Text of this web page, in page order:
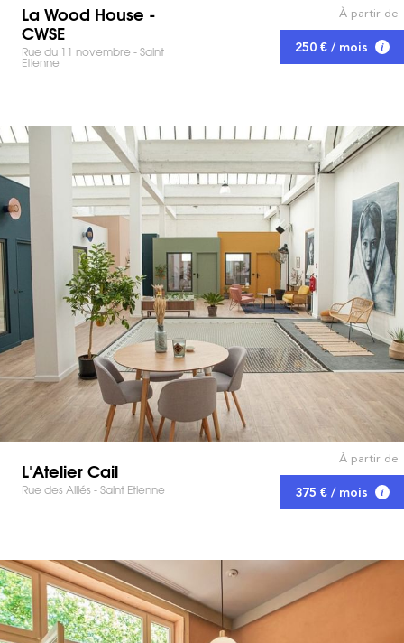
La Wood House -
CWSE
Rue du 11 novembre - Saint
Etienne
À partir de
250 € / mois
L'Atelier Cail
Rue des Alliés - Saint Etienne
À partir de
375 € / mois